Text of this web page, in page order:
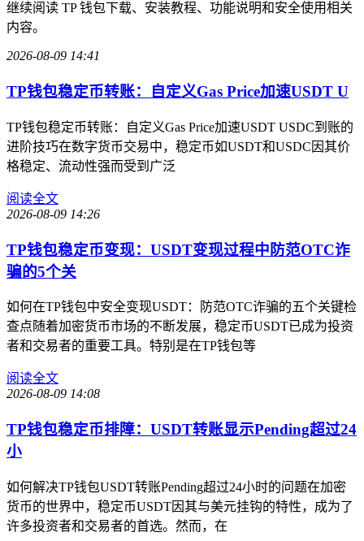
继续阅读 TP 钱包下载、安装教程、功能说明和安全使用相关
内容。
2026-08-09 14:41
TP钱包稳定币转账：自定义Gas Price加速USDT U
TP钱包稳定币转账：自定义Gas Price加速USDT USDC到账的
进阶技巧在数字货币交易中，稳定币如USDT和USDC因其价
格稳定、流动性强而受到广泛
阅读全文
2026-08-09 14:26
TP钱包稳定币变现：USDT变现过程中防范OTC诈
骗的5个关
如何在TP钱包中安全变现USDT：防范OTC诈骗的五个关键检
查点随着加密货币市场的不断发展，稳定币USDT已成为投资
者和交易者的重要工具。特别是在TP钱包等
阅读全文
2026-08-09 14:08
TP钱包稳定币排障：USDT转账显示Pending超过24
小
如何解决TP钱包USDT转账Pending超过24小时的问题在加密
货币的世界中，稳定币USDT因其与美元挂钩的特性，成为了
许多投资者和交易者的首选。然而，在